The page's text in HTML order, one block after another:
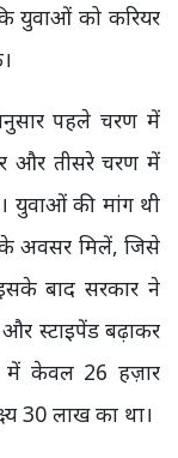
युवाओं को करियर
पहले चरण में
और तीसरे चरण में
युवाओं की मांग थी
अवसर मिलें, जिसे
बाद सरकार ने
और स्टाइपेंड बढ़ाकर
में केवल 26 हज़ार
30 लाख का था।